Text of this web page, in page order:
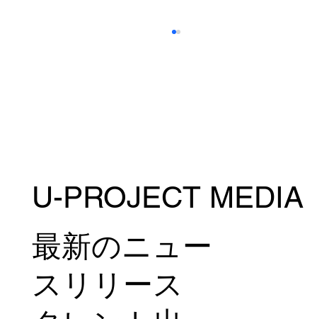
Tarzan監修オンライン講座『Team
決定！
U-PROJECT MEDIA
最新のニュー
スリリース